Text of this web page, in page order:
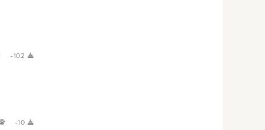
-102
-10